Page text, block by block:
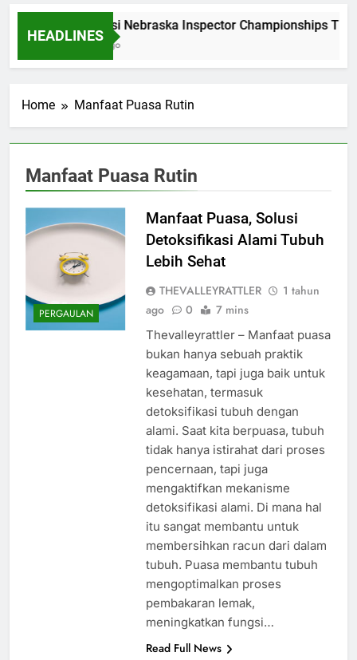
HEADLINES
Dominasi Nebraska Inspector Championships
2 Bulan Ago
Home Manfaat Puasa Rutin
Manfaat Puasa Rutin
PERGAULAN
Manfaat Puasa, Solusi
Detoksifikasi Alami Tubuh
Lebih Sehat
THEVALLEYRATTLER
1 tahun
ago
0 7 mins
Thevalleyrattler – Manfaat puasa
bukan hanya sebuah praktik
keagamaan, tapi juga baik untuk
kesehatan, termasuk
detoksifikasi tubuh dengan
alami. Saat kita berpuasa, tubuh
tidak hanya istirahat dari proses
pencernaan, tapi juga
mengaktifkan mekanisme
detoksifikasi alami. Di mana hal
itu sangat membantu untuk
membersihkan racun dari dalam
tubuh. Puasa membantu tubuh
mengoptimalkan proses
pembakaran lemak,
meningkatkan fungsi…
Read Full News